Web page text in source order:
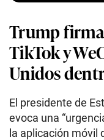
Trump
TikTok y
Unidos
El presidente de
evoca una
la aplicación móvil